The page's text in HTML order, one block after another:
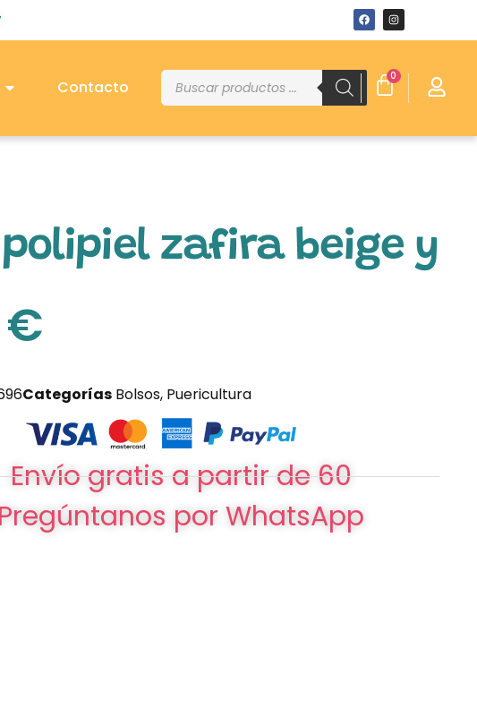
Contacto
0
polipiel zafira beige y
€
Categorías Bolsos, Puericultura
Envío gratis a partir de 60
Pregúntanos por WhatsApp